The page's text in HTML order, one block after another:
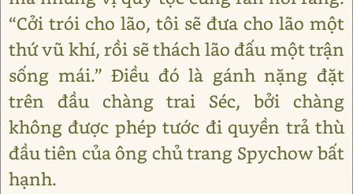
“Cởi trói cho lão, tôi sẽ đưa cho lão một
thứ vũ khí, rồi sẽ thách lão đấu một trận
sống mái.” Điều đó là gánh nặng đặt
trên đầu chàng trai Séc, bởi chàng
không được phép tước đi quyền trả thù
đầu tiên của ông chủ trang Spychow bất
hạnh.